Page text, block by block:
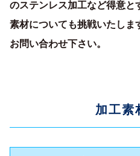
のステンレス加工など得意と
素材についても挑戦いたしま
お問い合わせ下さい。
加工素